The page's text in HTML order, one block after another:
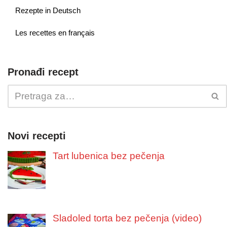
Rezepte in Deutsch
Les recettes en français
Pronađi recept
Novi recepti
Tart lubenica bez pečenja
Sladoled torta bez pečenja (video)